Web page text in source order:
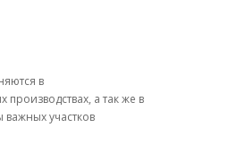
в
а так же в
участков